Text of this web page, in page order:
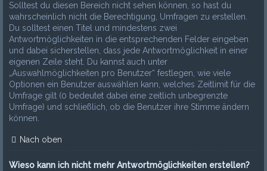
Solltest du diesen Bereich nicht sehen können, so hast du
wahrscheinlich nicht die Berechtigung, Umfragen zu erstellen.
Du solltest einen Titel und mindestens zwei
Antwortmöglichkeiten in die entsprechenden Felder eingeben
und dabei sicherstellen, dass jede Antwortmöglichkeit in einer
eigenen Zeile steht. Du kannst auch unter
„Auswahlmöglichkeiten pro Benutzer“ festlegen, wie viele
Optionen ein Benutzer auswählen kann, welches Zeitlimit für die
Umfrage gilt (0 bedeutet dabei eine zeitlich unbegrenzte
Umfrage) und schließlich, ob die Benutzer ihre Stimme ändern
können.
Nach oben
Wieso kann ich nicht mehr Antwortmöglichkeiten erstellen?